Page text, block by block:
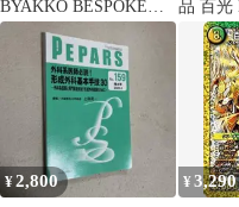
BYAKKO BESPOKE
2022 ギャランティ付 未
品 百光
酒 空
付き
¥2,800 ¥3,290